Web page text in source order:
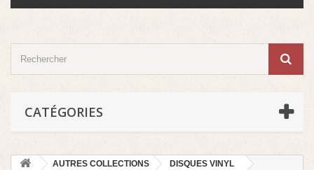
CATÉGORIES
AUTRES COLLECTIONS
DISQUES VINYL